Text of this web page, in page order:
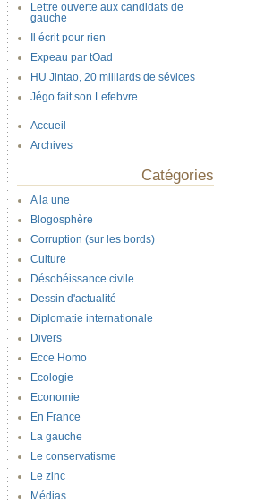
Lettre ouverte aux candidats de
gauche
Il écrit pour rien
Expeau par tOad
HU Jintao, 20 milliards de sévices
Jégo fait son Lefebvre
Accueil -
Archives
Catégories
A la une
Blogosphère
Corruption (sur les bords)
Culture
Désobéissance civile
Dessin d'actualité
Diplomatie internationale
Divers
Ecce Homo
Ecologie
Economie
En France
La gauche
Le conservatisme
Le zinc
Médias